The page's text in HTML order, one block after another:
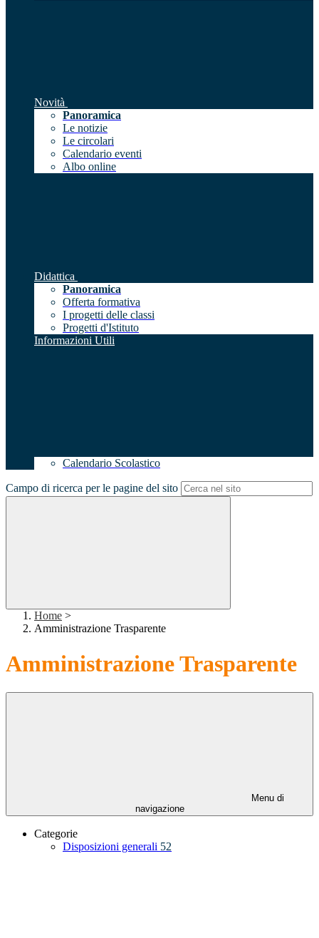
Novità
Panoramica
Le notizie
Le circolari
Calendario eventi
Albo online
Didattica
Panoramica
Offerta formativa
I progetti delle classi
Progetti d'Istituto
Informazioni Utili
Calendario Scolastico
Campo di ricerca per le pagine del sito
Home >
Amministrazione Trasparente
Amministrazione Trasparente
Menu di
navigazione
Categorie
Disposizioni generali 52